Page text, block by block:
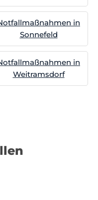
in
Sonnefeld
in
Weitramsdorf